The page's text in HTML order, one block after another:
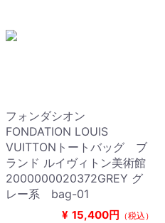
フォンダシオン
FONDATION LOUIS
VUITTONトートバッグ ブ
ランド ルイヴィトン美術館
2000000020372GREY グ
レー系 bag-01
¥ 15,400円 （税込）